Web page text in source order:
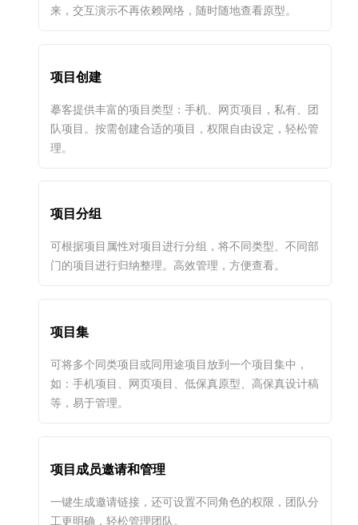
来，交互演示不再依赖网络，随时随地查看原型。
项目创建
摹客提供丰富的项目类型：手机、网页项目，私有、团
队项目。按需创建合适的项目，权限自由设定，轻松管
理。
项目分组
可根据项目属性对项目进行分组，将不同类型、不同部
门的项目进行归纳整理。高效管理，方便查看。
项目集
可将多个同类项目或同用途项目放到一个项目集中，
如：手机项目、网页项目、低保真原型、高保真设计稿
等，易于管理。
项目成员邀请和管理
一键生成邀请链接，还可设置不同角色的权限，团队分
工更明确，轻松管理团队。